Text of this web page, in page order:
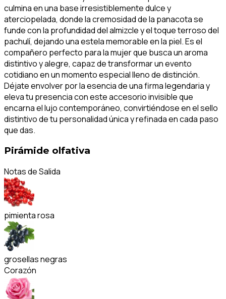
culmina en una base irresistiblemente dulce y
aterciopelada, donde la cremosidad de la panacota se
funde con la profundidad del almizcle y el toque terroso del
pachulí, dejando una estela memorable en la piel. Es el
compañero perfecto para la mujer que busca un aroma
distintivo y alegre, capaz de transformar un evento
cotidiano en un momento especial lleno de distinción.
Déjate envolver por la esencia de una firma legendaria y
eleva tu presencia con este accesorio invisible que
encarna el lujo contemporáneo, convirtiéndose en el sello
distintivo de tu personalidad única y refinada en cada paso
que das.
Pirámide olfativa
Notas de Salida
pimienta rosa
grosellas negras
Corazón